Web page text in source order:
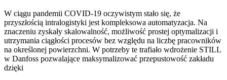
W ciągu pandemii COVID-19 oczywistym stało się, że
przyszłością intralogistyki jest kompleksowa automatyzacja. Na
znaczeniu zyskały skalowalność, możliwość prostej optymalizacji i
utrzymania ciągłości procesów bez względu na liczbę pracowników
na określonej powierzchni. W potrzeby te trafiało wdrożenie STILL
w Danfoss pozwalające maksymalizować przepustowość zakładu
dzięki